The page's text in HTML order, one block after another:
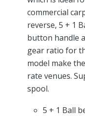
commercial
reverse, 5 + 1
button handle
gear ratio for
model make
rate venues.
spool.
5 + 1 Ball